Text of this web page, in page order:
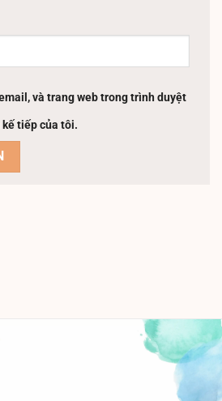
và trang web trong trình duyệt
tiếp của tôi.